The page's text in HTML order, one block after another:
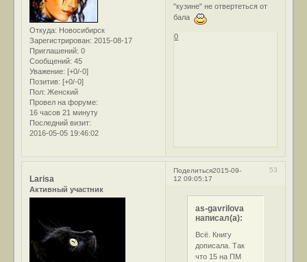
Откуда: Новосибирск
Зарегистрирован: 2015-08-17
Приглашений: 0
Сообщений: 45
Уважение: [+0/-0]
Позитив: [+0/-0]
Пол: Женский
Провел на форуме:
16 часов 21 минуту
Последний визит:
2016-05-05 19:46:02
"кузине" не отвертеться от
бала
0
Поделиться 53
2015-09-
12 09:05:17
Larisa
Активный участник
as-gavrilova
написал(а):
Всё. Книгу
дописала. Так
что 15 на ПМ